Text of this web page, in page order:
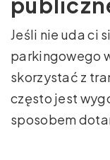
Jeśli nie uda ci
parkingowego
skorzystać z
często jest
sposobem